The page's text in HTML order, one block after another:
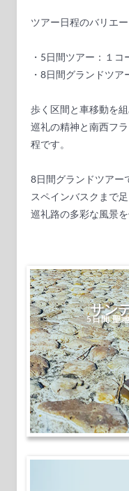
ツアー日程のバリエ
・5日間ツアー：１コ
・8日間グランドツア
歩く区間と車移動を組
巡礼の精神と南西フ
程です。
8日間グランドツアー
スペインバスクまで足
巡礼路の多彩な風景を
サン
5日間 聖